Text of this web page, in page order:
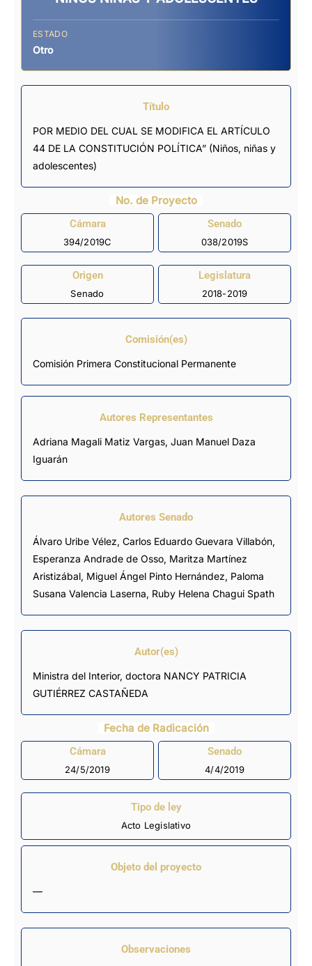
ESTADO
Otro
Título
POR MEDIO DEL CUAL SE MODIFICA EL ARTÍCULO
44 DE LA CONSTITUCIÓN POLÍTICA” (Niños, niñas y
adolescentes)
No. de Proyecto
Cámara
394/2019C
Senado
038/2019S
Origen
Senado
Legislatura
2018-2019
Comisión(es)
Comisión Primera Constitucional Permanente
Autores Representantes
Adriana Magali Matiz Vargas, Juan Manuel Daza
Iguarán
Autores Senado
Álvaro Uribe Vélez, Carlos Eduardo Guevara Villabón,
Esperanza Andrade de Osso, Maritza Martínez
Aristizábal, Miguel Ángel Pinto Hernández, Paloma
Susana Valencia Laserna, Ruby Helena Chagui Spath
Autor(es)
Ministra del Interior, doctora NANCY PATRICIA
GUTIÉRREZ CASTAÑEDA
Fecha de Radicación
Cámara
24/5/2019
Senado
4/4/2019
Tipo de ley
Acto Legislativo
Objeto del proyecto
—
Observaciones